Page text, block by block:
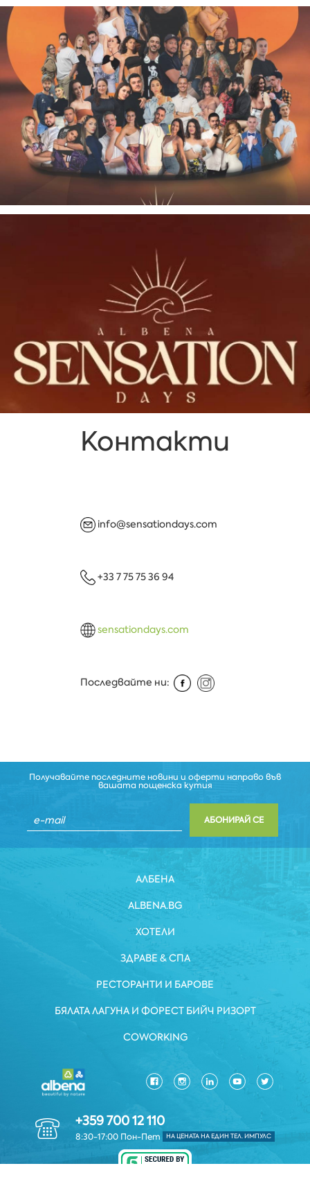
Контакти
info@sensationdays.com
+33 7 75 75 36 94
sensationdays.com
Последвайте ни:
Получавайте последните новини и оферти направо във
вашата пощенска кутия
АБОНИРАЙ СЕ
АЛБЕНА
ALBENA.BG
ХОТЕЛИ
ЗДРАВЕ & СПА
РЕСТОРАНТИ И БАРОВЕ
БЯЛАТА ЛАГУНА И ФОРЕСТ БИЙЧ РИЗОРТ
COWORKING
+359 700 12 110
8:30-17:00 Пон-Пет НА ЦЕНАТА НА ЕДИН ТЕЛ. ИМПУЛС